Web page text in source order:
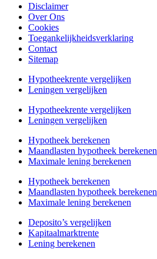
Disclaimer
Over Ons
Cookies
Toegankelijkheidsverklaring
Contact
Sitemap
Hypotheekrente vergelijken
Leningen vergelijken
Hypotheekrente vergelijken
Leningen vergelijken
Hypotheek berekenen
Maandlasten hypotheek berekenen
Maximale lening berekenen
Hypotheek berekenen
Maandlasten hypotheek berekenen
Maximale lening berekenen
Deposito’s vergelijken
Kapitaalmarktrente
Lening berekenen